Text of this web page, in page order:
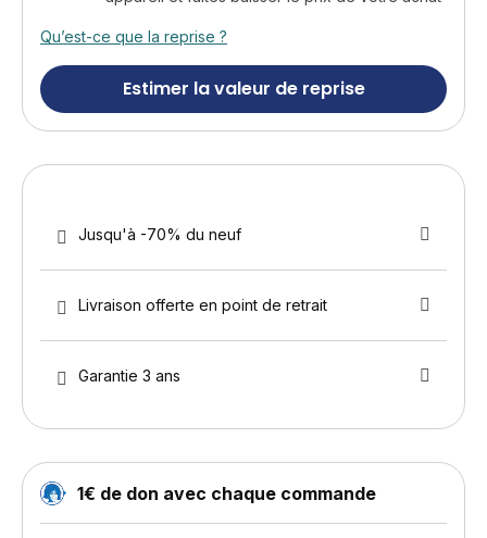
Qu’est-ce que la reprise ?
Estimer la valeur de reprise
Jusqu'à -70% du neuf
Livraison offerte en point de retrait
Garantie 3 ans
1€ de don avec chaque commande